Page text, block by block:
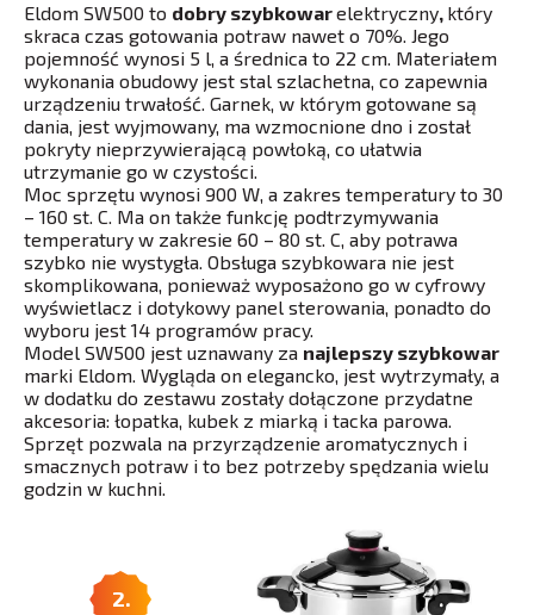
Eldom SW500 to dobry szybkowarelektryczny, który
skraca czas gotowania potraw nawet o 70%. Jego
pojemność wynosi 5 l, a średnica to 22 cm. Materiałem
wykonania obudowy jest stal szlachetna, co zapewnia
urządzeniu trwałość. Garnek, w którym gotowane są
dania, jest wyjmowany, ma wzmocnione dno i został
pokryty nieprzywierającą powłoką, co ułatwia
utrzymanie go w czystości.
Moc sprzętu wynosi 900 W, a zakres temperatury to 30
– 160 st. C. Ma on także funkcję podtrzymywania
temperatury w zakresie 60 – 80 st. C, aby potrawa
szybko nie wystygła. Obsługa szybkowara nie jest
skomplikowana, ponieważ wyposażono go w cyfrowy
wyświetlacz i dotykowy panel sterowania, ponadto do
wyboru jest 14 programów pracy.
Model SW500 jest uznawany za najlepszy szybkowar
marki Eldom. Wygląda on elegancko, jest wytrzymały, a
w dodatku do zestawu zostały dołączone przydatne
akcesoria: łopatka, kubek z miarką i tacka parowa.
Sprzęt pozwala na przyrządzenie aromatycznych i
smacznych potraw i to bez potrzeby spędzania wielu
godzin w kuchni.
2.